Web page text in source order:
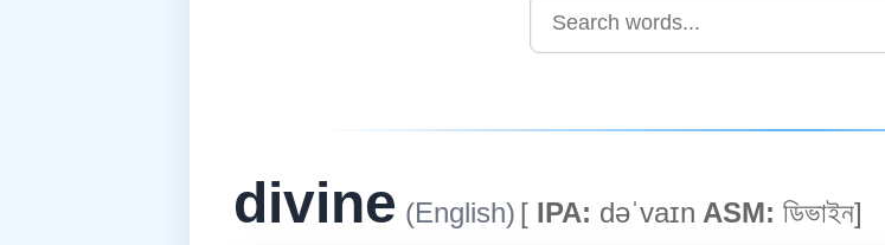
divine (English) [ IPA: dəˈvaɪn ASM: ডিভাইন]